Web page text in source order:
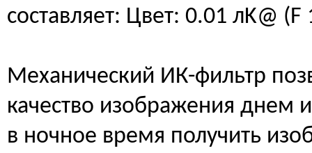
составляет: Цвет: 0.01 лK@
Механический ИК-фильтр
качество изображения днем
в ночное время получить